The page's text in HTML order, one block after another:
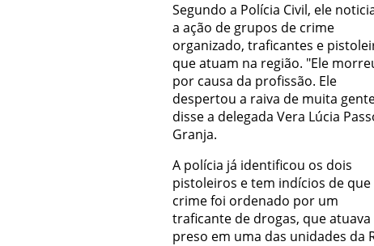
Segundo a Polícia Civil, ele
a ação de grupos de crime
organizado, traficantes e
que atuam na região. "Ele
por causa da profissão. Ele
despertou a raiva de muita
disse a delegada Vera Lúcia
Granja.
A polícia já identificou os dois
pistoleiros e tem indícios de que
crime foi ordenado por um
traficante de drogas, que
preso em uma das unidades da